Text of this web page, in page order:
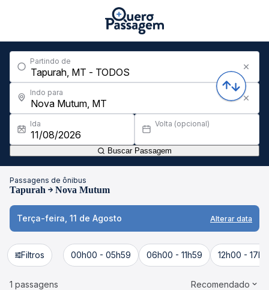
Partindo de
Indo para
Ida Volta (opcional)
Buscar Passagem
Passagens de ônibus
Tapurah Nova Mutum
Terça-feira, 11 de Agosto Alterar data
Filtros 00h00 - 05h59 06h00 - 11h59 12h00 -
1 passagens Recomendado